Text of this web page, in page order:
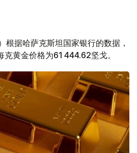
根据哈萨克斯坦国家银行的数据，
黄金价格为61 444.62坚戈。